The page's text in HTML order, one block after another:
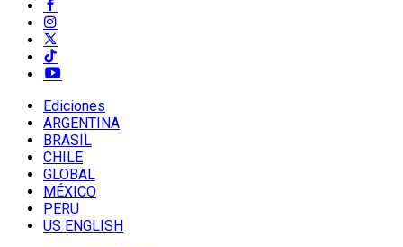
Ediciones
ARGENTINA
BRASIL
CHILE
GLOBAL
MÉXICO
PERU
US ENGLISH